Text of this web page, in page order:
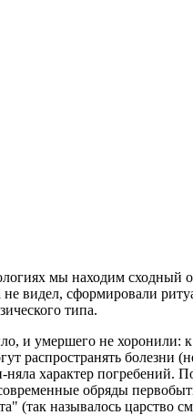
мы находим сходный
видел, сформировали
типа.
и умершего не хоронили:
распространять болезни
характер погребений.
обряды
(так называлось царство